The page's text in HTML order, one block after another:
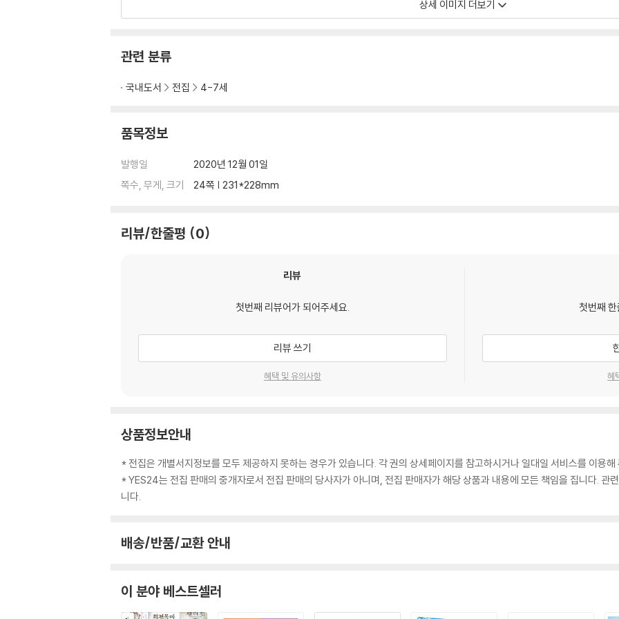
상세 이미지 더보기
관련 분류
국내도서 전집 4-7세
품목정보
발행일
2020년 12월 01일
쪽수, 무게, 크기
24쪽 | 231*228mm
리뷰/한줄평 0
리뷰
첫번째 리뷰어가 되어주세요.
리뷰 쓰기
혜택 및 유의사항
첫번째
혜
상품정보안내
* 전집은 개별서지정보를 모두 제공하지 못하는 경우가 있습니다. 각 권의 상세페이지를 참고하시거나 일대일 서비스를 이용해
* YES24는 전집 판매의 중개자로서 전집 판매의 당사자가 아니며, 전집 판매자가 해당 상품과 내용에 모든 책임을 집니다. 관
니다.
배송/반품/교환 안내
이 분야 베스트셀러